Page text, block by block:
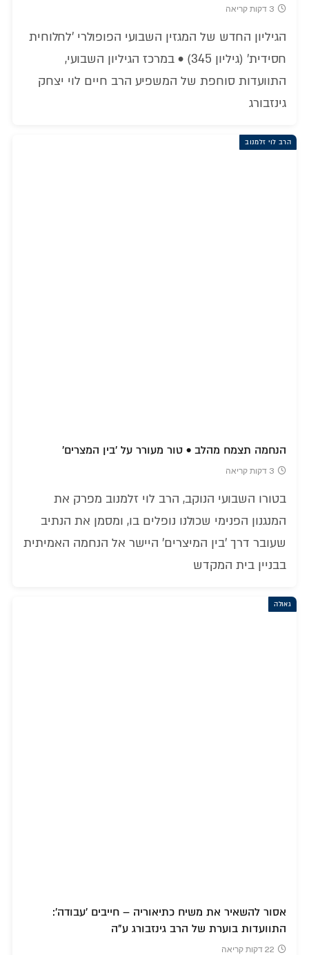
3 דקות קריאה
הגיליון החדש של המגזין השבועי הפופולרי 'לחלוחית
חסידית' (גיליון 345) • במרכז הגיליון השבועי,
התוועדות סוחפת של המשפיע הרב חיים לוי יצחק
גינזבורג
הרב לוי זלמנוב
הנחמה תצמח מהלב • טור מעורר על 'בין המצרים'
3 דקות קריאה
בטורו השבועי הנוקב, הרב לוי זלמנוב מפרק את
המנגנון הפנימי שכולנו נופלים בו, ומסמן את הנתיב
שעובר דרך 'בין המיצרים' היישר אל הנחמה האמיתית
בבניין בית המקדש
גאולה
אסור להשאיר את משיח כתיאוריה – חייבים 'עבודה':
התוועדות בוערת של הרב גינזבורג ע"ה
22 דקות קריאה